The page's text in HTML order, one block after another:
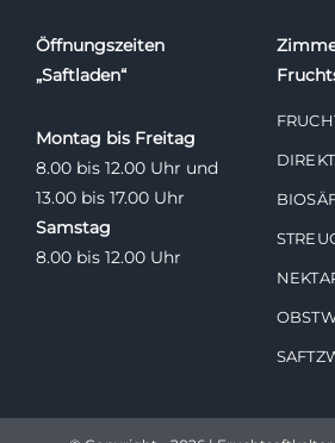
Öffnungszeiten
„Saftladen“
Montag bis Freitag
8.00 bis 12.00 Uhr und
13.00 bis 17.00 Uhr
Samstag
8.00 bis 12.00 Uhr